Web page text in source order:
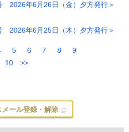
2026年6月26日（金）夕方発行＞
2026年6月25日（木）夕方発行＞
5 6 7 8
9
10
>>
メール登録・解除